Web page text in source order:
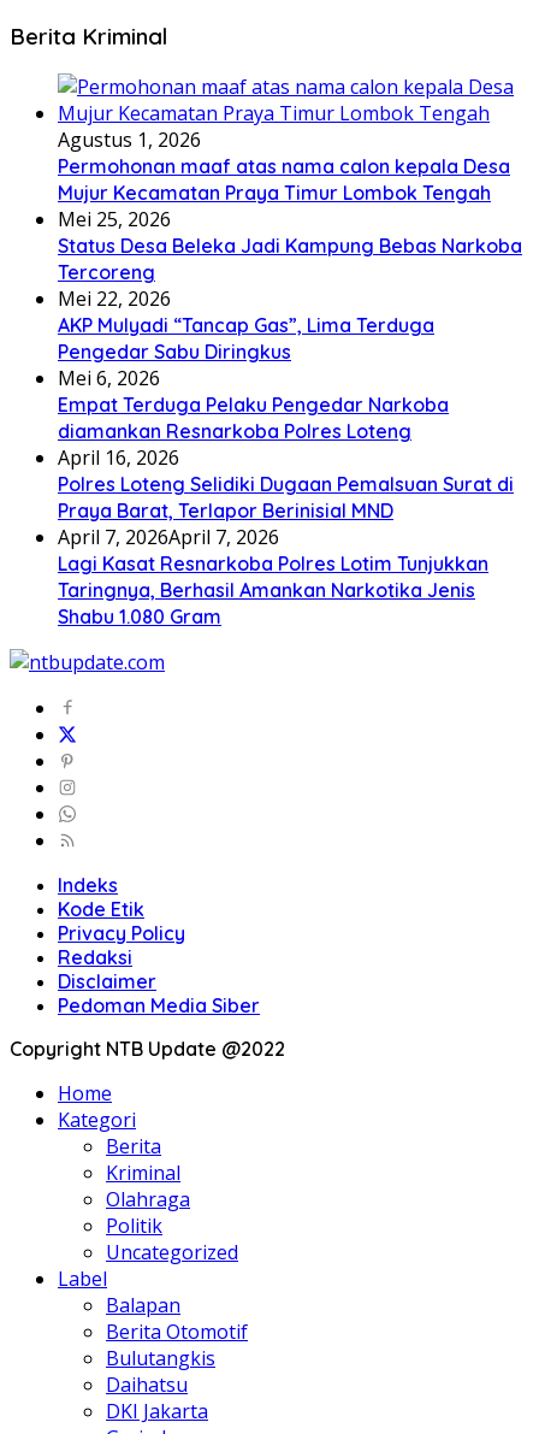
Berita Kriminal
Agustus 1, 2026
Permohonan maaf atas nama calon kepala Desa
Mujur Kecamatan Praya Timur Lombok Tengah
Mei 25, 2026
Status Desa Beleka Jadi ‎Kampung Bebas Narkoba
Tercoreng
Mei 22, 2026
AKP Mulyadi “Tancap Gas”, Lima Terduga
Pengedar Sabu Diringkus
Mei 6, 2026
Empat Terduga Pelaku Pengedar Narkoba
diamankan Resnarkoba Polres Loteng
April 16, 2026
Polres Loteng Selidiki Dugaan Pemalsuan Surat di
Praya Barat, Terlapor Berinisial MND
April 7, 2026April 7, 2026
Lagi Kasat Resnarkoba Polres Lotim Tunjukkan
Taringnya, Berhasil Amankan Narkotika Jenis
Shabu 1.080 Gram
Indeks
Kode Etik
Privacy Policy
Redaksi
Disclaimer
Pedoman Media Siber
Copyright NTB Update @2022
Home
Kategori
Berita
Kriminal
Olahraga
Politik
Uncategorized
Label
Balapan
Berita Otomotif
Bulutangkis
Daihatsu
DKI Jakarta